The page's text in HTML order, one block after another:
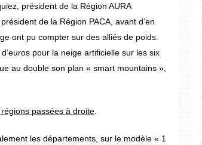
président de la Région AURA
de la Région PACA, avant d’en
ont pu compter sur des alliés de poids.
pour la neige artificielle sur les six
au double son plan « smart mountains »,
passées à droite.
les départements, sur le modèle « 1